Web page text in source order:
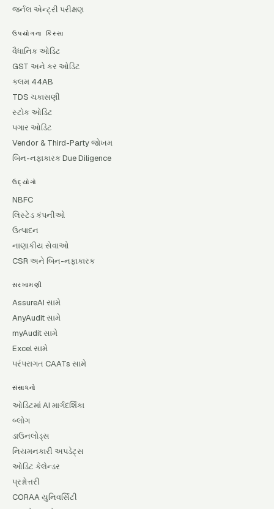
જર્નલ એન્ટ્રી પરીક્ષણ
ઉપયોગના કિસ્સા
વૈધાનિક ઓડિટ
GST અને કર ઓડિટ
કલમ 44AB
TDS ચકાસણી
સ્ટોક ઓડિટ
પગાર ઓડિટ
Vendor & Third-Party જોખમ
બિન-નફાકારક Due Diligence
ઉદ્યોગો
NBFC
લિસ્ટેડ કંપનીઓ
ઉત્પાદન
નાણાકીય સેવાઓ
CSR અને બિન-નફાકારક
સરખામણી
AssureAI સામે
AnyAudit સામે
myAudit સામે
Excel સામે
પરંપરાગત CAATs સામે
સંસાધનો
ઓડિટમાં AI માર્ગદર્શિકા
બ્લોગ
ડાઉનલોડ્સ
નિયમનકારી અપડેટ્સ
ઓડિટ કેલેન્ડર
પ્રશ્નોત્તરી
CORAA યુનિવર્સિટી